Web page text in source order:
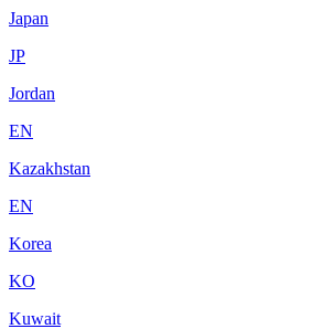
Japan
JP
Jordan
EN
Kazakhstan
EN
Korea
KO
Kuwait